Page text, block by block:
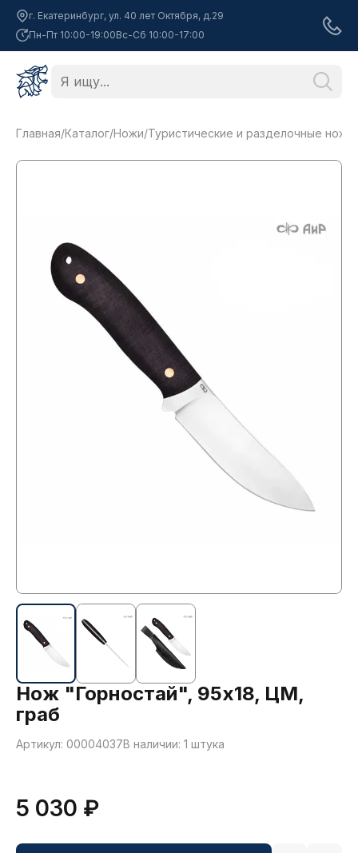
г. Екатеринбург, ул. 40 лет Октября, д.29
Пн-Пт 10:00-19:00Вс-Сб 10:00-17:00
Главная/Каталог/Ножи/Туристические и разделочные ножи
Нож "Горностай", 95х18, ЦМ,
граб
Артикул: 00004037В наличии: 1 штука
5 030 ₽